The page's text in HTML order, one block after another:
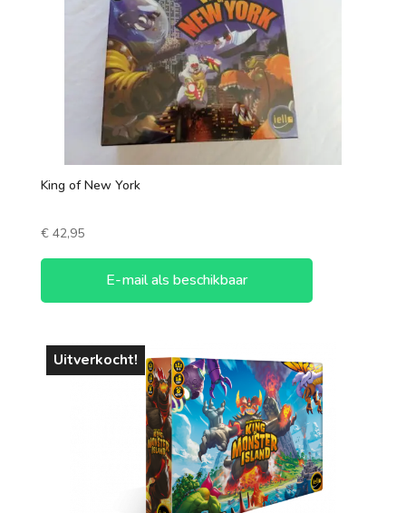
1 speler
2 spelers
7 +
3 spelers
4 spelers
5 spelers
King of New York
€42,95
E-mail als beschikbaar
Uitverkocht!